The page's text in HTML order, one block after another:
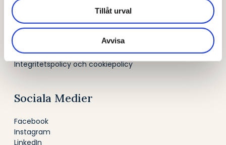
Tillåt urval
Avvisa
Praktisk information
Villkor
Integritetspolicy och cookiepolicy
Sociala Medier
Facebook
Instagram
LinkedIn